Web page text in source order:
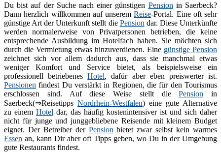
Du bist auf der Suche nach einer günstigen Pension in Saerbeck?
Dann herzlich willkommen auf unseremReise-Portal. Eine oft sehr
günstige Art der Unterkunft stellt die Pension dar. Diese Unterkünfte
werden normalerweise von Privatpersonen betrieben, die keine
entsprechende Ausbildung im Hotelfach haben. Sie möchten sich
durch die Vermietung etwas hinzuverdienen. Eine günstige Pension
zeichnet sich vor allem dadurch aus, dass sie manchmal etwas
weniger Komfort und Service bietet, als beispielsweise ein
professionell betriebenesHotel, dafür aber eben preiswerter ist.
Pensionen findest Du verstärkt in Regionen, die für den Tourismus
erschlossen sind. Auf diese Weise stellt diePension in
Saerbeck(⇒Reisetipps Nordrhein-Westfalen) eine gute Alternative
zu einem Hotel dar, das häufig kostenintensiver ist und sich daher
nicht für junge und junggebliebene Reisende mit kleinem Budget
eignet. Der Betreiber der Pension bietet zwar selbst kein warmes
Essen an, kann Dir aber oft Tipps geben, wo Du in der Umgebung
gute Restaurants findest.